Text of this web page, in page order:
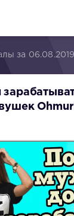
за 06.08.2019